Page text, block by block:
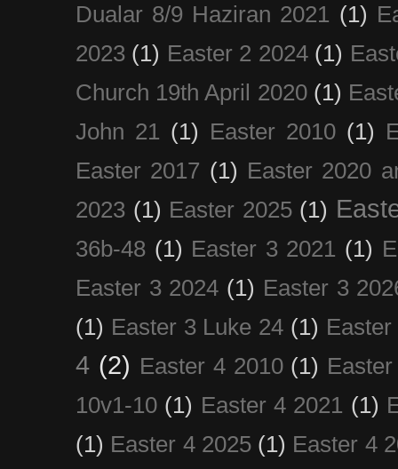
Dualar 8/9 Haziran 2021 (1)
2023 (1) Easter 2 2024 (1)
Church 19th April 2020 (1)
John 21 (1) Easter 2010 (1)
Easter 2017 (1) Easter 2020
2023 (1) Easter 2025 (1)
36b-48 (1) Easter 3 2021 (1)
Easter 3 2024 (1) Easter 3
(1) Easter 3 Luke 24 (1)
4 (2) Easter 4 2010 (1)
10v1-10 (1) Easter 4 2021 (1)
(1) Easter 4 2025 (1) Easter 4